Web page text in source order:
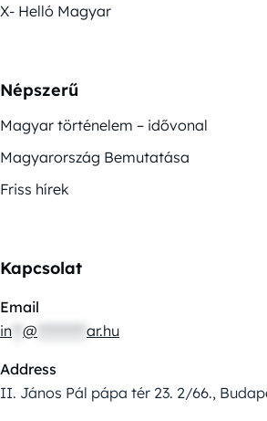
X- Helló Magyar
Népszerű
Magyar történelem – idővonal
Magyarország Bemutatása
Friss hírek
Kapcsolat
Email
in @ ar.hu
Address
II. János Pál pápa tér 23. 2/66.,